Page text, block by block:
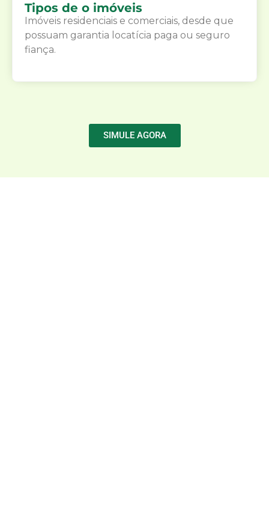
Tipos de o imóveis
Imóveis residenciais e comerciais, desde que
possuam garantia locatícia paga ou seguro
fiança.
SIMULE AGORA